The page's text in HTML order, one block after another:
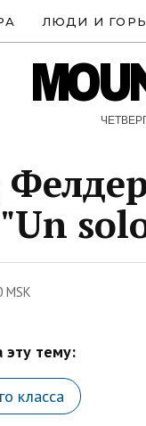
ЛЮДИ И
эту тему:
класса